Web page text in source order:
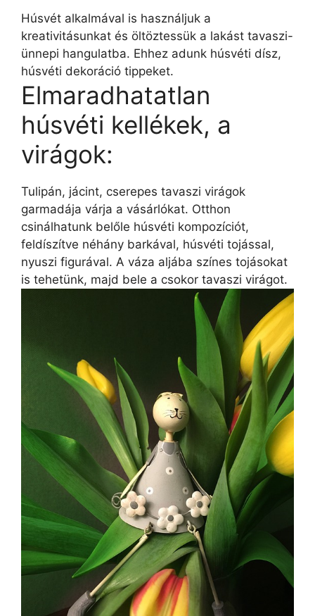
Húsvét alkalmával is használjuk a
kreativitásunkat és öltöztessük a lakást tavaszi-
ünnepi hangulatba. Ehhez adunk húsvéti dísz,
húsvéti dekoráció tippeket.
Elmaradhatatlan
húsvéti kellékek, a
virágok:
Tulipán, jácint, cserepes tavaszi virágok
garmadája várja a vásárlókat. Otthon
csinálhatunk belőle húsvéti kompozíciót,
feldíszítve néhány barkával, húsvéti tojással,
nyuszi figurával. A váza aljába színes tojásokat
is tehetünk, majd bele a csokor tavaszi virágot.